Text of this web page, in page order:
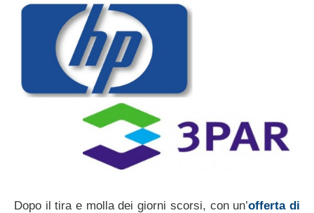
Dopo il tira e molla dei giorni scorsi, con un’offerta di